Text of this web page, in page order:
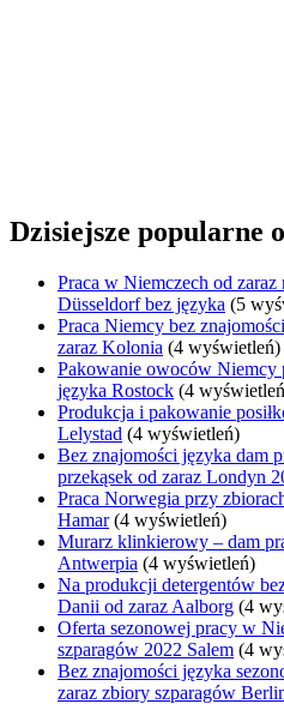
Dzisiejsze popularne
Praca w Niemczech od
Düsseldorf bez języka (5
Praca Niemcy bez
zaraz Kolonia (4 wyświetleń)
Pakowanie owoców Niemcy
języka Rostock (4
Produkcja i pakowanie
Lelystad (4 wyświetleń)
Bez znajomości języka dam
przekąsek od zaraz Londyn
Praca Norwegia przy
Hamar(4 wyświetleń)
Murarz klinkierowy – dam
Antwerpia (4 wyświetleń)
Na produkcji detergentów
Danii od zaraz Aalborg (4
Oferta sezonowej pracy w
szparagów 2022 Salem (4
Bez znajomości języka
zaraz zbiory szparagów